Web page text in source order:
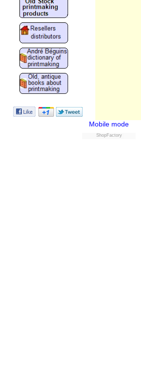
Mobile mode
ShopFactory